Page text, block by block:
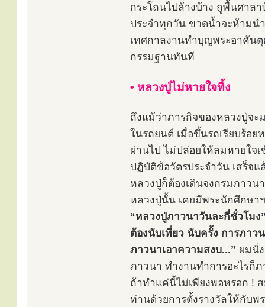
กระโถนไปล้างบ้าง ถูพื้นศาล
ประจำทุกวัน ขวดน้ำจะห้ามน
เทศกาลงานทำบุญพระอาคันตุ
กรรมฐานทันที
• หลวงปู่ไม่หายใจทิ้ง
ถึงแม้ว่าภารกิจของหลวงปู่จ
ในรถยนต์ เมื่อขึ้นรถเรียบร้อ
ผ่านไป ไม่ปล่อยให้ลมหายใจ
ปฏิบัติข้อวัตรประจำวัน เสร็จ
หลวงปู่ก็ต้องเดินจงกรมภาว
หลวงปู่นั้น เคยมีพระนักศึกษา
“หลวงปู่ภาวนาวันละกี่ชั่วโมง
ต้องนับเที่ยว นับครั้ง การภาว
ภาวนาเอาความสงบ...” ผมนั่
ภาวนา ทำงานทำการอะไรก็
ถ้าทำแค่นี้ไม่เพียงพอหรอก !
ท่านด้วยการตั้งรางวัลให้กับพ